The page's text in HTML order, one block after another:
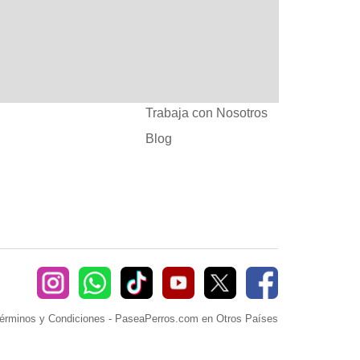
Trabaja con Nosotros
Blog
y Condiciones - PaseaPerros.com en Otros Países